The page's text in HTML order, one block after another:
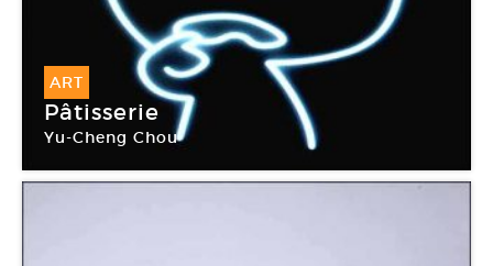
ART
Pâtisserie
Yu-Cheng Chou